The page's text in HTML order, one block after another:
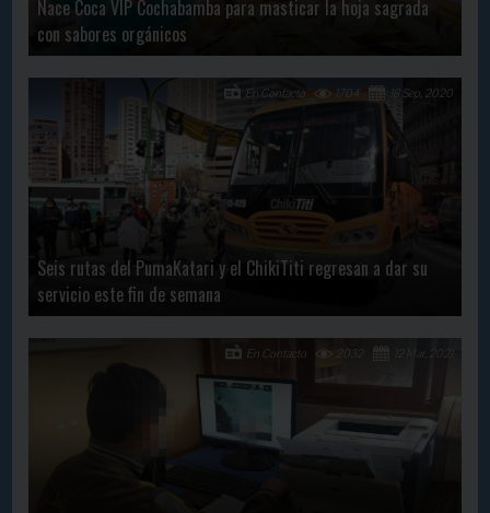
Nace Coca VIP Cochabamba para masticar la hoja sagrada
con sabores orgánicos
Seis rutas del PumaKatari y el ChikiTiti regresan a dar su
servicio este fin de semana
18 Sep, 2020
1704
En Contacto
12 Mar, 2021
2032
En Contacto